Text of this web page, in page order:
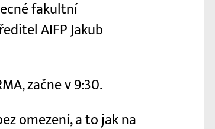
fakultní
AIFP Jakub
začne v 9:30.
omezení, a to jak na